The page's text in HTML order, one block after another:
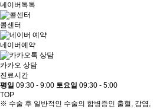
네이버톡톡
콜센터
네이버예약
카카오 상담
진료시간
평일 09:30 - 9:00 토요일 09:30 - 5:00
TOP
※ 수술 후 일반적인 수술의 합병증인 출혈, 감염,